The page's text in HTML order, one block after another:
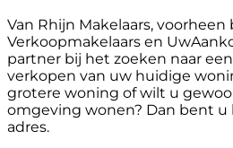
Van Rhijn Makelaars,
Verkoopmakelaars en
partner bij het zoeken naar
verkopen van uw huidige
grotere woning of wilt u
omgeving wonen? Dan bent u
adres.